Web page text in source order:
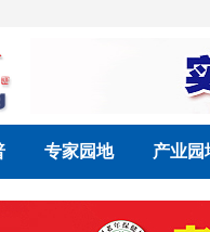
专家园地 产业园